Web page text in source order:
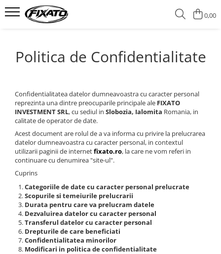
CASTI INTEGRALE
CASTI ENDURO / CROSS / ATV
CASTI RETRO
VIZIERE SI ACCESORII CASTI
CASTI COPII
CASTI BICICLETA / TROTINETA
CASTI SKI / SNOWBOARD
PROTECTII
MANUSI
Manusi Moto
Manusi pentru Ghidon
Manusi Bicicleta
OCHELARI MOTO
CAGULE
BANDANE
SUPORTURI TELEFON
Extensii Ghidon
GPS TRACKER
0,00
Politica de Confidentialitate
Confidentialitatea datelor dumneavoastra cu caracter personal
reprezinta una dintre preocuparile principale ale FIXATO
INVESTMENT SRL, cu sediul in Slobozia, Ialomita Romania, in
calitate de operator de date.
Acest document are rolul de a va informa cu privire la prelucrarea
datelor dumneavoastra cu caracter personal, in contextul
utilizarii paginii de internetfixato.ro, la care ne vom referi in
continuare cu denumirea "site-ul".
Cuprins
Categoriile de date cu caracter personal prelucrate
Scopurile si temeiurile prelucrarii
Durata pentru care va prelucram datele
Dezvaluirea datelor cu caracter personal
Transferul datelor cu caracter personal
Drepturile de care beneficiati
Confidentialitatea minorilor
Modificari in politica de confidentialitate